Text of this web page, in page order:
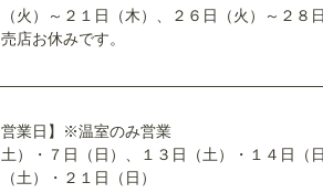
火）～２１日（木）、２６日（火）～２８
売店お休みです。
営業日】※温室のみ営業
）・７日（日）、１３日（土）・１４日（
土）・２１日（日）